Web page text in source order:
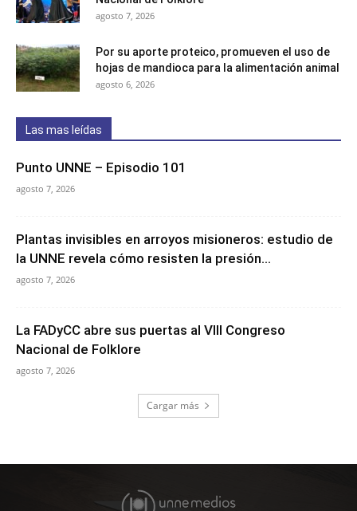
agosto 7, 2026
Por su aporte proteico, promueven el uso de
hojas de mandioca para la alimentación animal
agosto 6, 2026
Las mas leídas
Punto UNNE – Episodio 101
agosto 7, 2026
Plantas invisibles en arroyos misioneros: estudio de
la UNNE revela cómo resisten la presión...
agosto 7, 2026
La FADyCC abre sus puertas al VIII Congreso
Nacional de Folklore
agosto 7, 2026
Cargar más